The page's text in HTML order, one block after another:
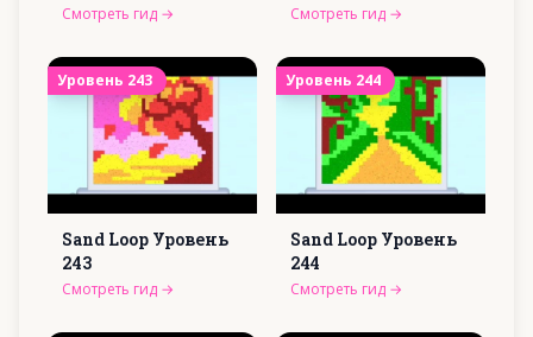
Смотреть гид → Смотреть гид →
Уровень 243
Sand Loop Уровень
243
Смотреть гид →
Уровень 244
Sand Loop Уровень
244
Смотреть гид →